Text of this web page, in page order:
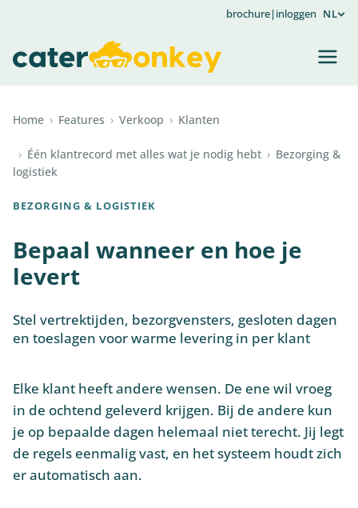
brochure| inloggen NL
Home › Features › Verkoop › Klanten
› Één klantrecord met alles wat je nodig hebt › Bezorging &
logistiek
BEZORGING & LOGISTIEK
Bepaal wanneer en hoe je
levert
Stel vertrektijden, bezorgvensters, gesloten dagen
en toeslagen voor warme levering in per klant
Elke klant heeft andere wensen. De ene wil vroeg
in de ochtend geleverd krijgen. Bij de andere kun
je op bepaalde dagen helemaal niet terecht. Jij legt
de regels eenmalig vast, en het systeem houdt zich
er automatisch aan.